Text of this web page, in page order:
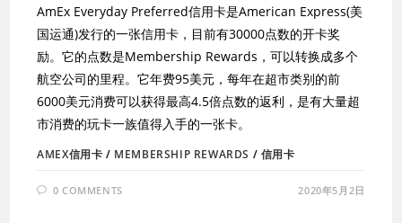
AmEx Everyday Preferred信用卡是American Express(美
国运通)发行的一张信用卡，目前有30000点数的开卡奖
励。它的点数是Membership Rewards，可以转换成多个
航空公司的里程。它年费95美元，每年在超市类别的前
6000美元消费可以获得最高4.5倍点数的返利，是有大量超
市消费的玩卡一族值得入手的一张卡。
AMEX信用卡 / MEMBERSHIP REWARDS / 信用卡
0 COMMENTS 2020年5月2日